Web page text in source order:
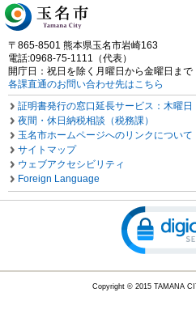
〒865-8501 熊本県玉名市岩崎163
電話:0968-75-1111（代表）
開庁日：祝日を除く月曜日から金曜日まで
各課直通のお問い合わせ先はこちら
証明書発行の窓口延長サービス：木曜日
夜間・休日納税相談（税務課）
玉名市ホームページへのリンクについて
サイトマップ
ウェブアクセシビリティ
Foreign Language
Copyright © 2015 TAMANA